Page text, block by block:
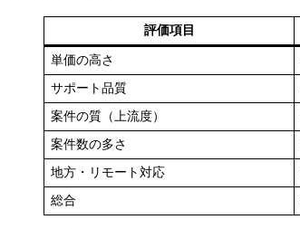
評価項目
単価の高さ
サポート品質
案件の質（上流度）
案件数の多さ
地方・リモート対応
総合